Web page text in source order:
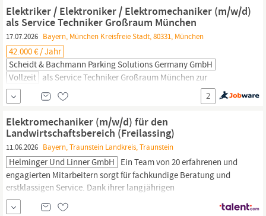
Ablauforganisation der Paketsortieranlage Bereitschaftsdienst
Erfolgreich abgeschlossene Ausbildung zum Mechatroniker oder
Elektromechaniker(m/w/d)
Elektriker / Elektroniker / Elektromechaniker (m/w/d)
als Service Techniker Großraum München
17.07.2026 Bayern, München Kreisfreie Stadt, 80331, München
42.000 € / Jahr
Scheidt & Bachmann Parking Solutions Germany GmbH
Vollzeit als Service Techniker Großraum München zur
Unterstützung des Servicebereiches unserer Tochtergesellschaft
Scheidt & Bachmann Parking Solutions Germany GmbH im
schönen
Bayern,
insbesondere im Großraum München. Deine
Aufgaben Du brennst für das Servicegeschäft? Installiere bei uns
unsere Systeme und Produkte und
2
Elektromechaniker (m/w/d) für den
Landwirtschaftsbereich (Freilassing)
11.06.2026 Bayern, Traunstein Landkreis, Traunstein
Helminger Und Linner GmbH Ein Team von 20 erfahrenen und
engagierten Mitarbeitern sorgt für fachkundige Beratung und
erstklassigen Service. Dank ihrer langjährigen
Betriebszugehörigkeit gewährleistet die Helminger und Linner
GmbH fundierte Expertise und Zuverlässigkeit. Wir suchen zum